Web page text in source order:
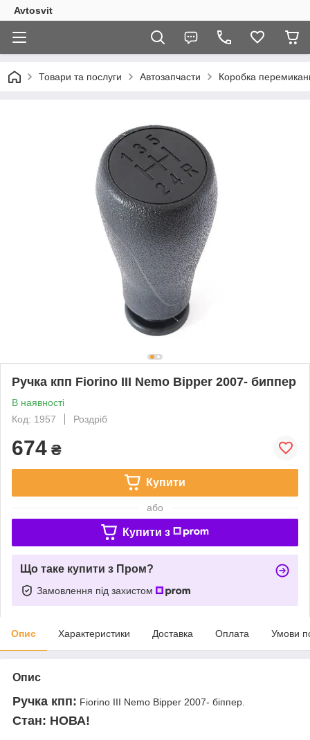
Avtosvit
Товари та послуги Автозапчасти Коробка
Ручка кпп Fiorino III Nemo Bipper 2007- биппер
В наявності
Код: 1957
Роздріб
674 ₴
Купити
або
Купити з
Що таке купити з Пром?
Замовлення під захистом
Опис Характеристики Доставка Оплата Умови
Опис
Ручка кпп: Fiorino III Nemo Bipper 2007- біппер.
Стан: НОВА!